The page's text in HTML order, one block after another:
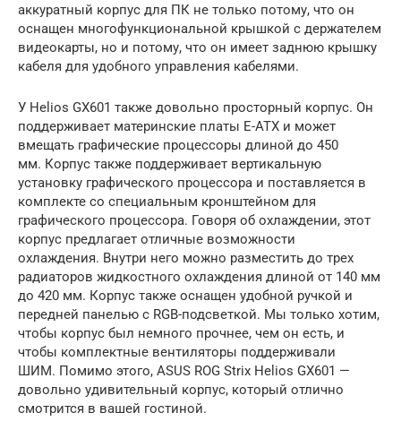
аккуратный корпус для ПК не только потому, что он
оснащен многофункциональной крышкой с держателем
видеокарты, но и потому, что он имеет заднюю крышку
кабеля для удобного управления кабелями.
У Helios GX601 также довольно просторный корпус. Он
поддерживает материнские платы E-ATX и может
вмещать графические процессоры длиной до 450
мм. Корпус также поддерживает вертикальную
установку графического процессора и поставляется в
комплекте со специальным кронштейном для
графического процессора. Говоря об охлаждении, этот
корпус предлагает отличные возможности
охлаждения. Внутри него можно разместить до трех
радиаторов жидкостного охлаждения длиной от 140 мм
до 420 мм. Корпус также оснащен удобной ручкой и
передней панелью с RGB-подсветкой. Мы только хотим,
чтобы корпус был немного прочнее, чем он есть, и
чтобы комплектные вентиляторы поддерживали
ШИМ. Помимо этого, ASUS ROG Strix Helios GX601 —
довольно удивительный корпус, который отлично
смотрится в вашей гостиной.